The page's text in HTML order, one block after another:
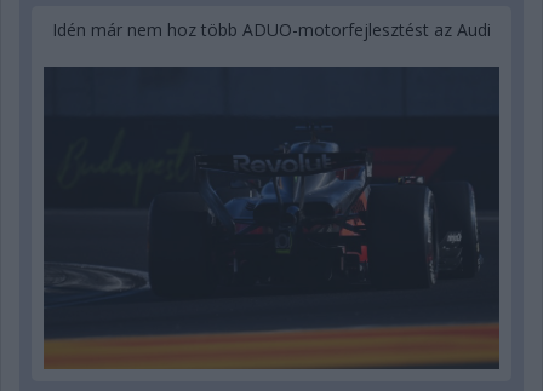
Idén már nem hoz több ADUO-motorfejlesztést az Audi